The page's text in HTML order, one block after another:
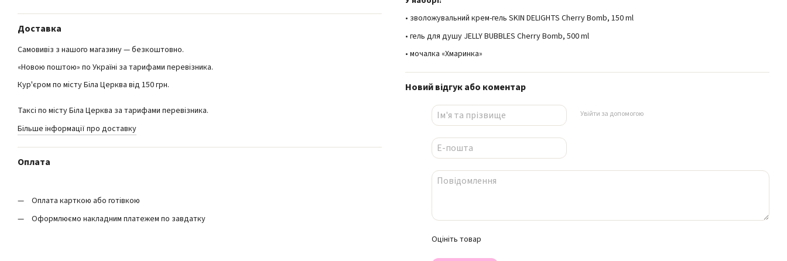
Доставка
Самовивіз з нашого магазину — безкоштовно.
«Новою поштою» по Україні за тарифами перевізника.
Кур'єром по місту Біла Церква від 150 грн.
Таксі по місту Біла Церква за тарифами перевізника.
Більше інформації про доставку
Оплата
Оплата карткою або готівкою
Оформлюємо накладним платежем по завдатку
• зволожувальний крем-гель SKIN DELIGHTS Cherry Bomb, 150 ml
• гель для душу JELLY BUBBLES Cherry Bomb, 500 ml
• мочалка «Хмаринка»
Новий відгук або коментар
Увійти за допомогою
Оцініть товар